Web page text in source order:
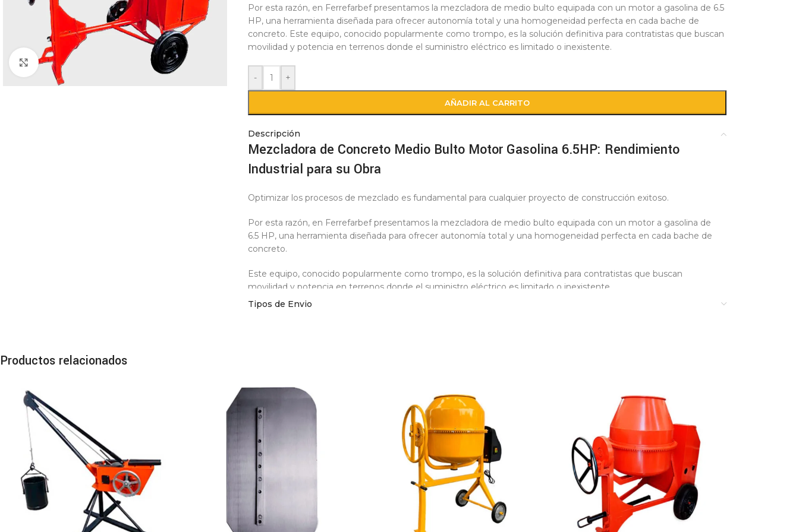
Click to enlarge
Por esta razón, en Ferrefarbef presentamos la mezcladora de medio bulto equipada con un motor a gasolina de 6.5
HP, una herramienta diseñada para ofrecer autonomía total y una homogeneidad perfecta en cada bache de
concreto. Este equipo, conocido popularmente como trompo, es la solución definitiva para contratistas que buscan
movilidad y potencia en terrenos donde el suministro eléctrico es limitado o inexistente.
- +
AÑADIR AL CARRITO
Descripción
Mezcladora de Concreto Medio Bulto Motor Gasolina 6.5HP: Rendimiento
Industrial para su Obra
Optimizar los procesos de mezclado es fundamental para cualquier proyecto de construcción exitoso.
Por esta razón, en Ferrefarbef presentamos la mezcladora de medio bulto equipada con un motor a gasolina de
6.5 HP, una herramienta diseñada para ofrecer autonomía total y una homogeneidad perfecta en cada bache de
concreto.
Este equipo, conocido popularmente como trompo, es la solución definitiva para contratistas que buscan
movilidad y potencia en terrenos donde el suministro eléctrico es limitado o inexistente.
Ficha Técnica Mezcladora de concreto medio bulto
Motorización: Motor a gasolina de 4 tiempos tipo OHV.
Potencia nominal: 6.5 HP de fuerza real.
Sistema de arranque: Manual
Estructura del chasis: Acero estructural reforzado con recubrimiento anticorrosivo.
Tipo de transmisión: Piñón y corona dentada de alta durabilidad.
Movilidad: Llantas de caucho neumaticas diseñadas para terrenos irregulares de construcción.
Producción estimada: Entre 1.5 y 2.5 metros cúbicos de mezcla por hora de trabajo.
Ventajas y Beneficios de la Mezcladora Ferrefarbef
En primer lugar, la principal ventaja de este modelo es su independencia energética. Al funcionar con un motor a
Tipos de Envio
Productos relacionados